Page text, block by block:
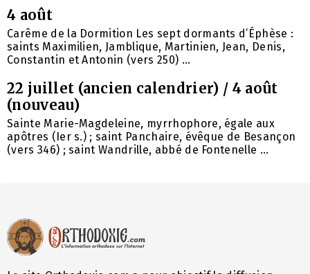
4 août
Carême de la Dormition Les sept dormants d’Éphèse :
saints Maximilien, Jamblique, Martinien, Jean, Denis,
Constantin et Antonin (vers 250) ...
22 juillet (ancien calendrier) / 4 août
(nouveau)
Sainte Marie-Magdeleine, myrrhophore, égale aux
apôtres (Ier s.) ; saint Panchaire, évêque de Besançon
(vers 346) ; saint Wandrille, abbé de Fontenelle ...